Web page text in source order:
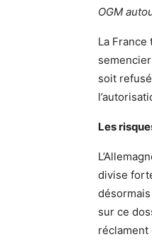
OGM
La France
soit
Les
divise
sur ce
réclament